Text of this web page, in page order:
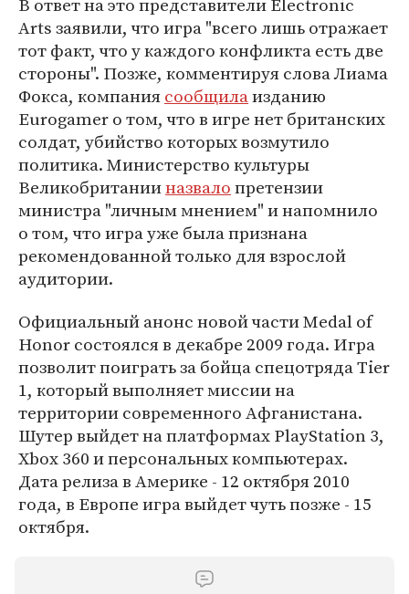
Arts заявили, что игра "всего лишь отражает
тот факт, что у каждого конфликта есть две
стороны". Позже, комментируя слова Лиама
Фокса, компаниясообщилаизданию
Eurogamer о том, что в игре нет британских
солдат, убийство которых возмутило
политика. Министерство культуры
Великобританииназвалопретензии
министра "личным мнением" и напомнило
о том, что игра уже была признана
рекомендованной только для взрослой
аудитории.
Официальный анонс новой части Medal of
Honor состоялся в декабре 2009 года. Игра
позволит поиграть за бойца спецотряда Tier
1, который выполняет миссии на
территории современного Афганистана.
Шутер выйдет на платформах PlayStation 3,
Xbox 360 и персональных компьютерах.
Дата релиза в Америке - 12 октября 2010
года, в Европе игра выйдет чуть позже - 15
октября.